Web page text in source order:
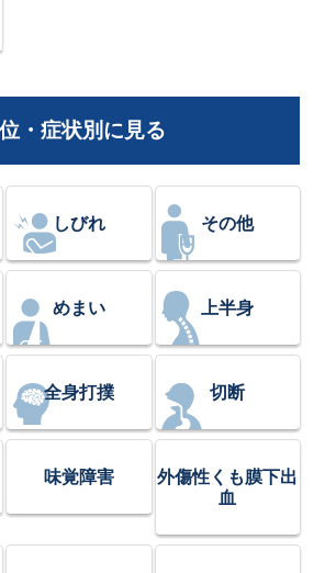
・症状別に見る
しびれ その他
めまい 上半身
全身打撲 切断
味覚障害
外傷性くも膜下出
血